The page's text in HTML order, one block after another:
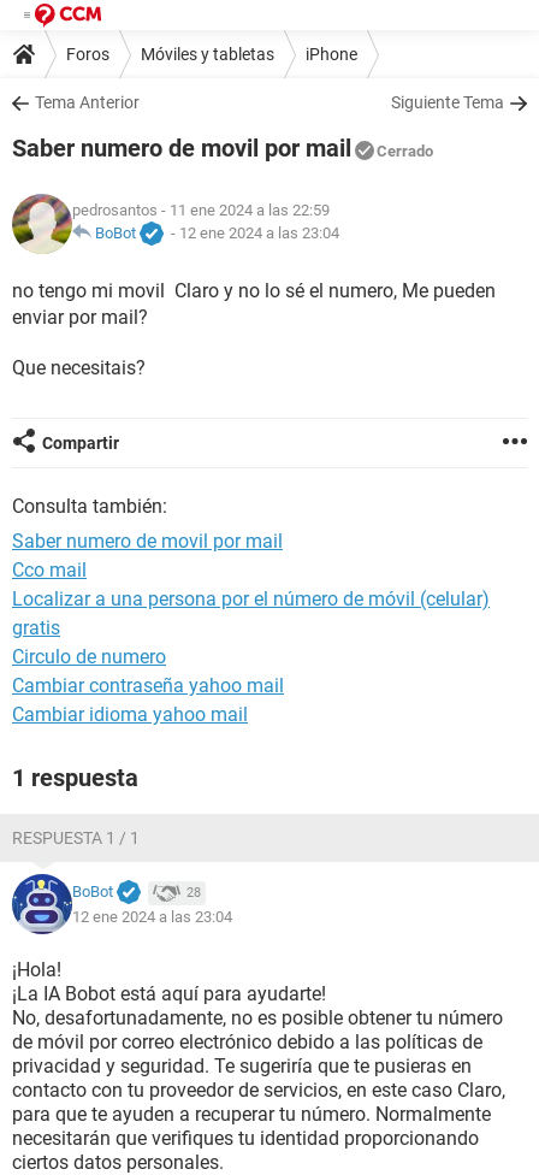
Foros Móviles y tabletas iPhone
Tema Anterior Siguiente Tema
Saber numero de movil por mail Cerrado
pedrosantos - 11 ene 2024 a las 22:59
BoBot
- 12 ene 2024 a las 23:04
no tengo mi movil Claro y no lo sé el numero, Me pueden
enviar por mail?
Que necesitais?
Compartir
Consulta también:
Saber numero de movil por mail
Cco mail
Localizar a una persona por el número de móvil (celular)
gratis
Circulo de numero
Cambiar contraseña yahoo mail
Cambiar idioma yahoo mail
1 respuesta
RESPUESTA 1 / 1
BoBot 28
12 ene 2024 a las 23:04
¡Hola!
¡La IA Bobot está aquí para ayudarte!
No, desafortunadamente, no es posible obtener tu número
de móvil por correo electrónico debido a las políticas de
privacidad y seguridad. Te sugeriría que te pusieras en
contacto con tu proveedor de servicios, en este caso Claro,
para que te ayuden a recuperar tu número. Normalmente
necesitarán que verifiques tu identidad proporcionando
ciertos datos personales.